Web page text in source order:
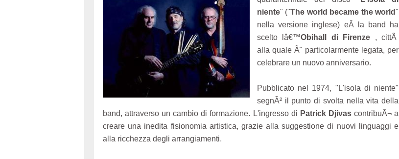
niente" ("The world became the world"
nella versione inglese) eÂ la band ha
scelto lâ€™Obihall di Firenze , cittÃ
alla quale Ã¨ particolarmente legata, per
celebrare un nuovo anniversario.
Pubblicato nel 1974, "L'isola di niente"
segnÃ² il punto di svolta nella vita della
band, attraverso un cambio di formazione. L'ingresso di Patrick DjivascontribuÃ¬ a
creare una inedita fisionomia artistica, grazie alla suggestione di nuovi linguaggi e
alla ricchezza degli arrangiamenti.